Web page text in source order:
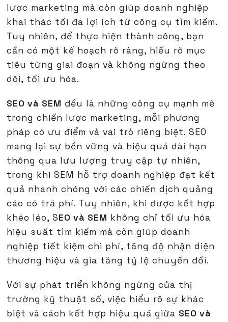
lược marketing mà còn giúp doanh nghiệp
khai thác tối đa lợi ích từ công cụ tìm kiếm.
Tuy nhiên, để thực hiện thành công, bạn
cần có một kế hoạch rõ ràng, hiểu rõ mục
tiêu từng giai đoạn và không ngừng theo
dõi, tối ưu hóa.
SEO và SEM đều là những công cụ mạnh mẽ
trong chiến lược marketing, mỗi phương
pháp có ưu điểm và vai trò riêng biệt. SEO
mang lại sự bền vững và hiệu quả dài hạn
thông qua lưu lượng truy cập tự nhiên,
trong khi SEM hỗ trợ doanh nghiệp đạt kết
quả nhanh chóng với các chiến dịch quảng
cáo có trả phí. Tuy nhiên, khi được kết hợp
khéo léo, SEO và SEM không chỉ tối ưu hóa
hiệu suất tìm kiếm mà còn giúp doanh
nghiệp tiết kiệm chi phí, tăng độ nhận diện
thương hiệu và gia tăng tỷ lệ chuyển đổi.
Với sự phát triển không ngừng của thị
trường kỹ thuật số, việc hiểu rõ sự khác
biệt và cách kết hợp hiệu quả giữa SEO và